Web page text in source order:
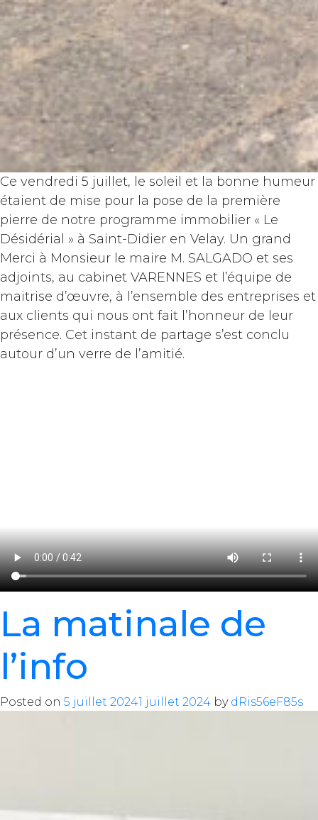
Ce vendredi 5 juillet, le soleil et la bonne humeur
étaient de mise pour la pose de la première
pierre de notre programme immobilier « Le
Désidérial » à Saint-Didier en Velay. Un grand
Merci à Monsieur le maire M. SALGADO et ses
adjoints, au cabinet VARENNES et l’équipe de
maitrise d’œuvre, à l’ensemble des entreprises et
aux clients qui nous ont fait l’honneur de leur
présence. Cet instant de partage s’est conclu
autour d’un verre de l’amitié.
La matinale de
l’info
Posted on 5 juillet 20241 juillet 2024 by dRis56eF85s